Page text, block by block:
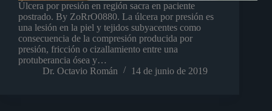
Úlcera por presión en región sacra en paciente
postrado. By ZoRrO0880. La úlcera por presión es
una lesión en la piel y tejidos subyacentes como
consecuencia de la compresión producida por
presión, fricción o cizallamiento entre una
protuberancia ósea y…
Dr. Octavio Román
14 de junio de 2019